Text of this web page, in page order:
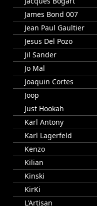
James Bond 007
Jean Paul Gaultier
Jesus Del Pozo
Jil Sander
Jo Mal
Joaquin Cortes
Joop
Just Hookah
Karl Antony
Karl Lagerfeld
Kenzo
Kilian
Kinski
KirKi
L'Artisan